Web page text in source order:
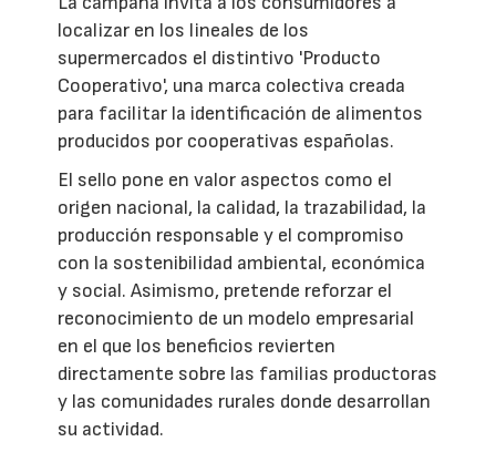
localizar en los lineales de los
supermercados el distintivo 'Producto
Cooperativo', una marca colectiva creada
para facilitar la identificación de alimentos
producidos por cooperativas españolas.
El sello pone en valor aspectos como el
origen nacional, la calidad, la trazabilidad, la
producción responsable y el compromiso
con la sostenibilidad ambiental, económica
y social. Asimismo, pretende reforzar el
reconocimiento de un modelo empresarial
en el que los beneficios revierten
directamente sobre las familias productoras
y las comunidades rurales donde desarrollan
su actividad.